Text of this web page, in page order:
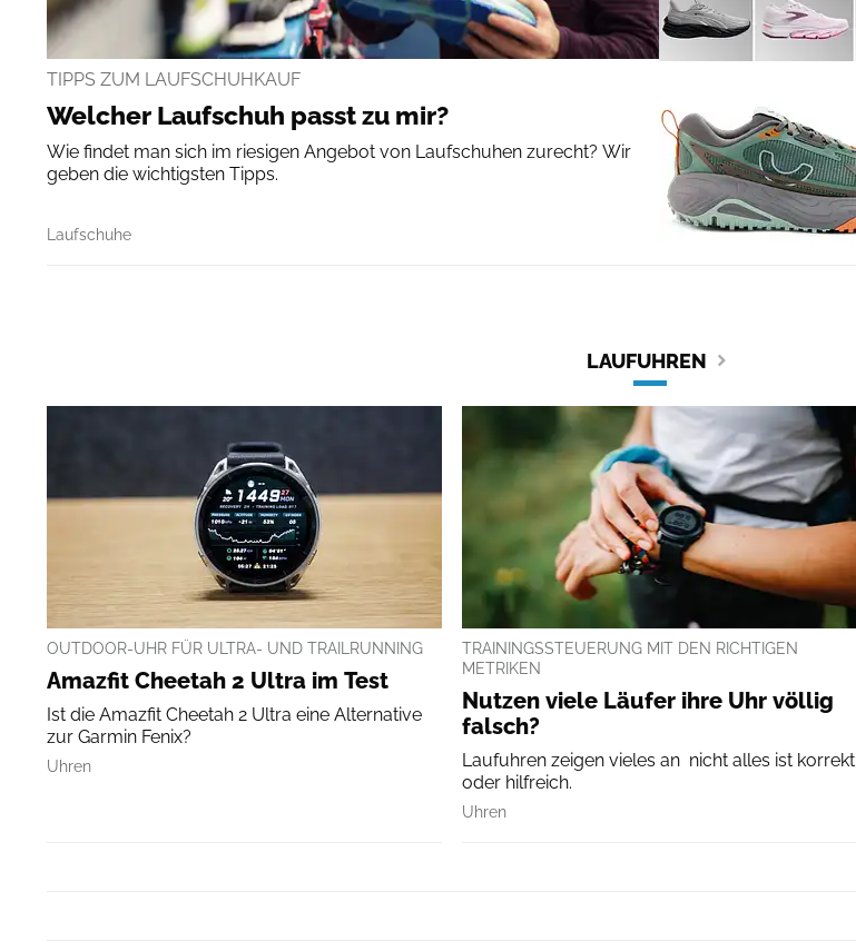
TIPPS ZUM LAUFSCHUHKAUF
Welcher Laufschuh passt zu mir?
Wie findet man sich im riesigen Angebot von Laufschuhen zurecht? Wir
geben die wichtigsten Tipps.
Laufschuhe
LAUFUHREN
OUTDOOR-UHR FÜR ULTRA- UND TRAILRUNNING
Amazfit Cheetah 2 Ultra im Test
Ist die Amazfit Cheetah 2 Ultra eine Alternative
zur Garmin Fenix?
Uhren
TRAININGSSTEUERUNG MIT DEN RICHTIGEN
METRIKEN
Nutzen viele Läufer ihre Uhr völlig
falsch?
Laufuhren zeigen vieles an  nicht alles ist korrekt
oder hilfreich.
Uhren